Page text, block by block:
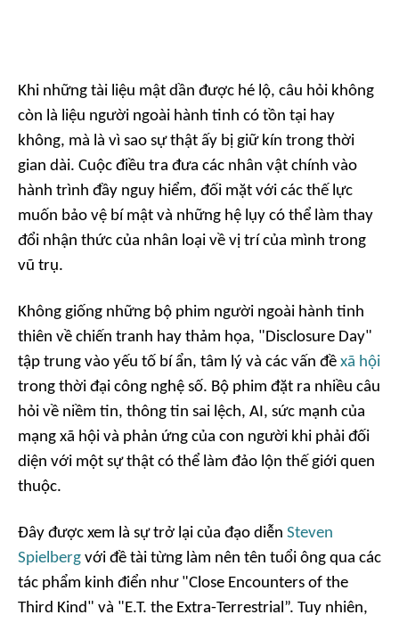
Khi những tài liệu mật dần được hé lộ, câu hỏi không
còn là liệu người ngoài hành tinh có tồn tại hay
không, mà là vì sao sự thật ấy bị giữ kín trong thời
gian dài. Cuộc điều tra đưa các nhân vật chính vào
hành trình đầy nguy hiểm, đối mặt với các thế lực
muốn bảo vệ bí mật và những hệ lụy có thể làm thay
đổi nhận thức của nhân loại về vị trí của mình trong
vũ trụ.
Không giống những bộ phim người ngoài hành tinh
thiên về chiến tranh hay thảm họa, "Disclosure Day"
tập trung vào yếu tố bí ẩn, tâm lý và các vấn đề xã hội
trong thời đại công nghệ số. Bộ phim đặt ra nhiều câu
hỏi về niềm tin, thông tin sai lệch, AI, sức mạnh của
mạng xã hội và phản ứng của con người khi phải đối
diện với một sự thật có thể làm đảo lộn thế giới quen
thuộc.
Đây được xem là sự trở lại của đạo diễn Steven
Spielberg với đề tài từng làm nên tên tuổi ông qua các
tác phẩm kinh điển như "Close Encounters of the
Third Kind" và "E.T. the Extra-Terrestrial”. Tuy nhiên,